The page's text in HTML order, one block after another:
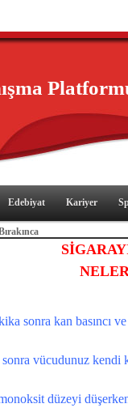
Edebiyat Kariyer
sonra kan basıncı
sonra vücudunuz kendi
düzeyi